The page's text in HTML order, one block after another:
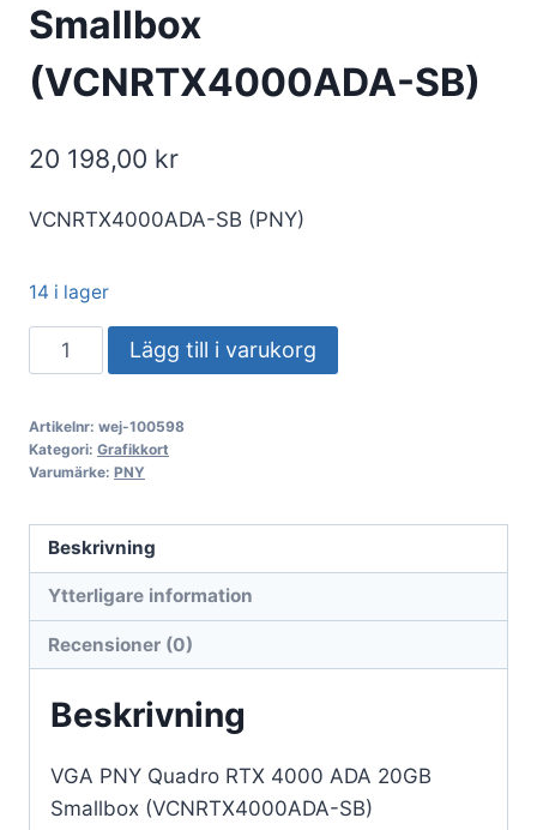
Smallbox
(VCNRTX4000ADA-SB)
20 198,00 kr
VCNRTX4000ADA-SB (PNY)
14 i lager
VGA
PNY
RTX
4000
20GB
Smallbox
(VCNRTX4000ADA-
mängd
Lägg till i varukorg
Artikelnr: wej-100598
Kategori: Grafikkort
Varumärke: PNY
Beskrivning
Ytterligare information
Recensioner (0)
Beskrivning
VGA PNY Quadro RTX 4000 ADA 20GB
Smallbox (VCNRTX4000ADA-SB)